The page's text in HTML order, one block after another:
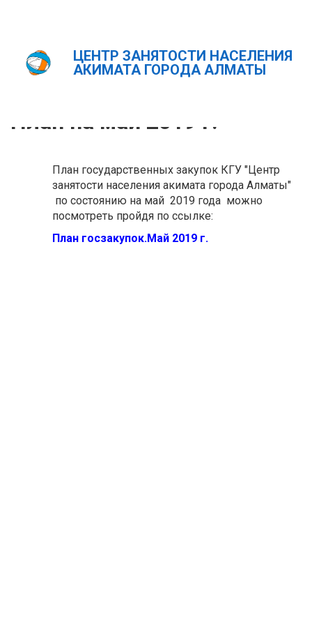
ЦЕНТР ЗАНЯТОСТИ НАСЕЛЕНИЯ
АКИМАТА ГОРОДА АЛМАТЫ
Главная ПЛАН НА МАЙ 2019 Г.
План на май 2019 г.
План государственных закупок КГУ "Центр
занятости населения акимата города Алматы"
по состоянию на май 2019 года можно
посмотреть пройдя по ссылке:
План госзакупок.Май 2019 г.